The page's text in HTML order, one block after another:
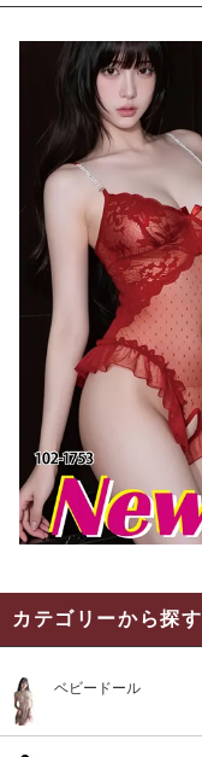
カテゴリーから探す
ベビードール